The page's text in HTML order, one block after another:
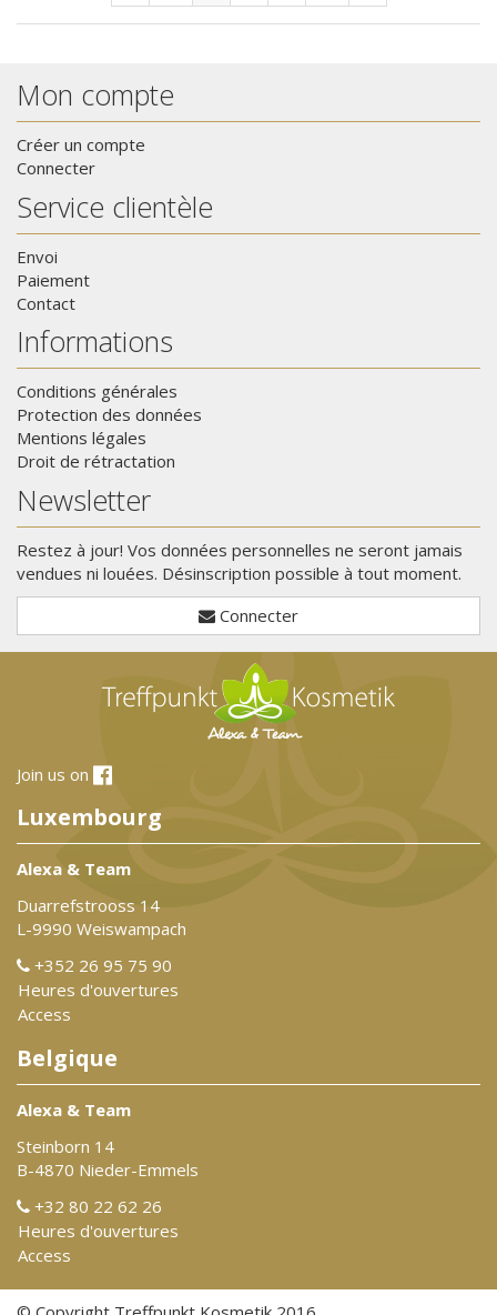
Mon compte
Créer un compte
Connecter
Service clientèle
Envoi
Paiement
Contact
Informations
Conditions générales
Protection des données
Mentions légales
Droit de rétractation
Newsletter
Restez à jour! Vos données personnelles ne seront jamais
vendues ni louées. Désinscription possible à tout moment.
Connecter
Join us on
Luxembourg
Alexa & Team
Duarrefstrooss 14
L-9990 Weiswampach
+352 26 95 75 90
Heures d'ouvertures
Access
Belgique
Alexa & Team
Steinborn 14
B-4870 Nieder-Emmels
+32 80 22 62 26
Heures d'ouvertures
Access